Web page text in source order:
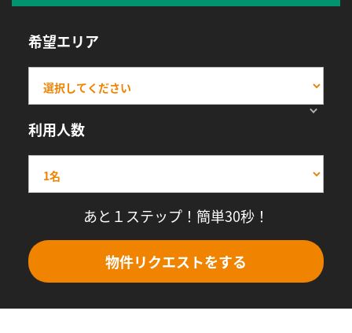
希望エリア
利用人数
あと１ステップ！簡単30秒！
物件リクエストをする